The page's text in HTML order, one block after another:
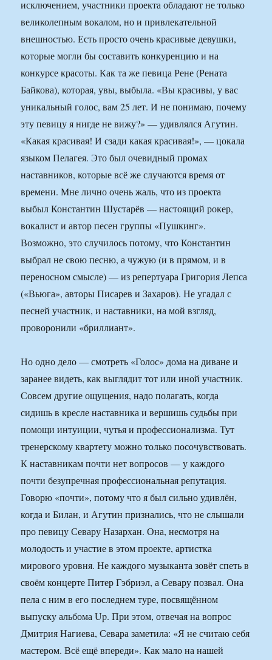
исключением, участники проекта обладают не только
великолепным вокалом, но и привлекательной
внешностью. Есть просто очень красивые девушки,
которые могли бы составить конкуренцию и на
конкурсе красоты. Как та же певица Рене (Рената
Байкова), которая, увы, выбыла. «Вы красивы, у вас
уникальный голос, вам 25 лет. И не понимаю, почему
эту певицу я нигде не вижу?» — удивлялся Агутин.
«Какая красивая! И сзади какая красивая!», — цокала
языком Пелагея. Это был очевидный промах
наставников, которые всё же случаются время от
времени. Мне лично очень жаль, что из проекта
выбыл Константин Шустарёв — настоящий рокер,
вокалист и автор песен группы «Пушкинг».
Возможно, это случилось потому, что Константин
выбрал не свою песню, а чужую (и в прямом, и в
переносном смысле) — из репертуара Григория Лепса
(«Вьюга», авторы Писарев и Захаров). Не угадал с
песней участник, и наставники, на мой взгляд,
проворонили «бриллиант».
Но одно дело — смотреть «Голос» дома на диване и
заранее видеть, как выглядит тот или иной участник.
Совсем другие ощущения, надо полагать, когда
сидишь в кресле наставника и вершишь судьбы при
помощи интуиции, чутья и профессионализма. Тут
тренерскому квартету можно только посочувст­вовать.
К наставникам почти нет вопросов — у каждого
почти безупречная профессиональная репутация.
Говорю «почти», потому что я был сильно удивлён,
когда и Билан, и Агутин признались, что не слышали
про певицу Севару Назархан. Она, несмотря на
молодость и участие в этом проекте, артистка
мирового уровня. Не каждого музыканта зовёт спеть в
своём концерте Питер Гэбриэл, а Севару позвал. Она
пела с ним в его последнем туре, посвящённом
выпуску альбома Up. При этом, отвечая на вопрос
Дмитрия Нагиева, Севара заметила: «Я не считаю себя
мастером. Всё ещё впереди». Как мало на нашей